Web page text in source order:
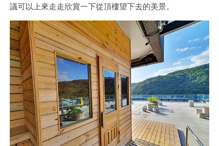
議可以上來走走欣賞一下從頂樓望下去的美景。